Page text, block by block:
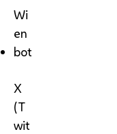
Wi
en
bot
X
(T
wit